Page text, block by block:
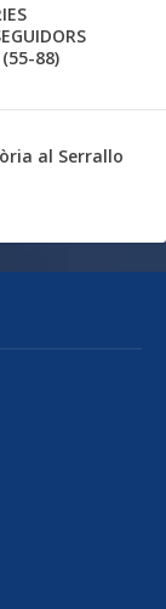
(55-88)
al Serrallo